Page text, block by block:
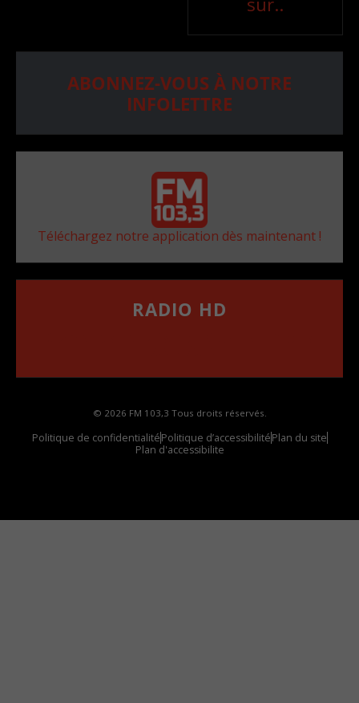
ABONNEZ-VOUS À NOTRE
INFOLETTRE
Téléchargez notre application dès maintenant !
RADIO HD
© 2026 FM 103,3 Tous droits réservés.
Politique de confidentialitéPolitique d’accessibilitéPlan du site
Plan d'accessibilite